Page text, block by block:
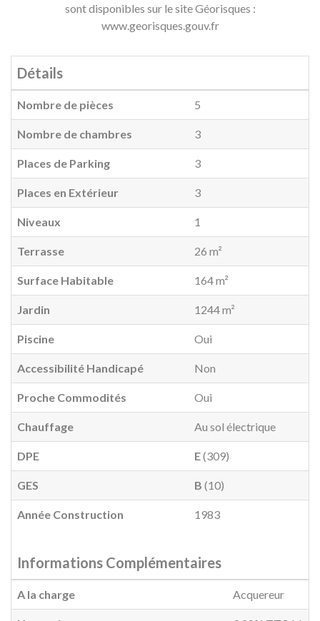
sont disponibles sur le site Géorisques :
www.georisques.gouv.fr
Détails
Nombre de pièces 5
Nombre de chambres 3
Places de Parking 3
Places en Extérieur 3
Niveaux 1
Terrasse 26 m²
Surface Habitable 164 m²
Jardin 1244 m²
Piscine Oui
Accessibilité Handicapé Non
Proche Commodités Oui
Chauffage Au sol électrique
DPE E(309)
GES B (10)
Année Construction 1983
Informations Complémentaires
A la charge Acquereur